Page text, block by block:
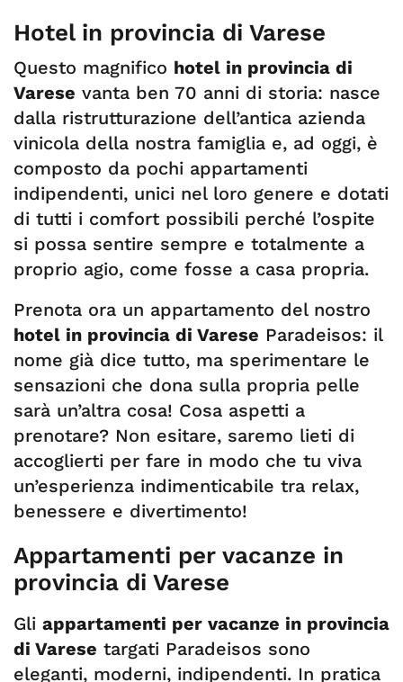
Hotel in provincia di Varese
Questo magnifico hotel in provincia di
Varese vanta ben 70 anni di storia: nasce
dalla ristrutturazione dell’antica azienda
vinicola della nostra famiglia e, ad oggi, è
composto da pochi appartamenti
indipendenti, unici nel loro genere e dotati
di tutti i comfort possibili perché l’ospite
si possa sentire sempre e totalmente a
proprio agio, come fosse a casa propria.
Prenota ora un appartamento del nostro
hotel in provincia di Varese Paradeisos: il
nome già dice tutto, ma sperimentare le
sensazioni che dona sulla propria pelle
sarà un’altra cosa! Cosa aspetti a
prenotare? Non esitare, saremo lieti di
accoglierti per fare in modo che tu viva
un’esperienza indimenticabile tra relax,
benessere e divertimento!
Appartamenti per vacanze in
provincia di Varese
Gli appartamenti per vacanze in provincia
di Varese targati Paradeisos sono
eleganti, moderni, indipendenti. In pratica